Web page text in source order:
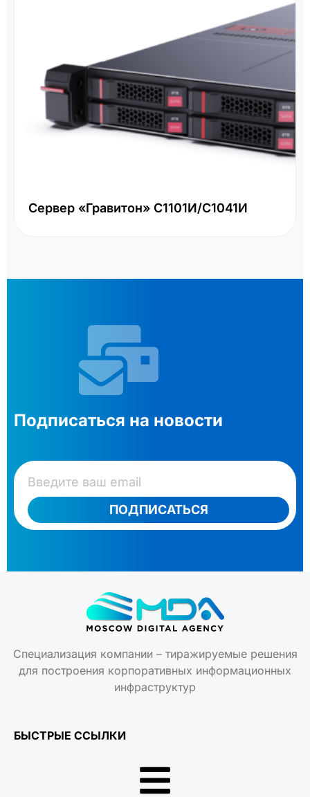
Сервер «Гравитон» С1101И/С1041И
Подписаться на новости
ПОДПИСАТЬСЯ
Специализация компании – тиражируемые решения
для построения корпоративных информационных
инфраструктур
БЫСТРЫЕ ССЫЛКИ